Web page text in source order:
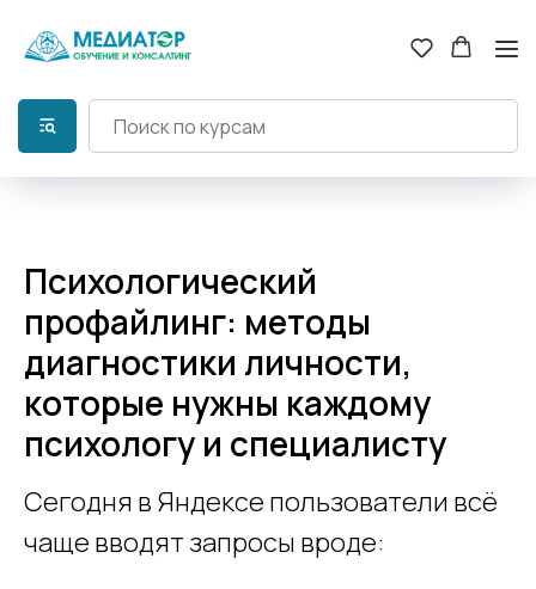
Психологический
профайлинг: методы
диагностики личности,
которые нужны каждому
психологу и специалисту
Сегодня в Яндексе пользователи всё
чаще вводят запросы вроде: